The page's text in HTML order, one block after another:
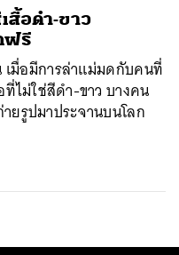
สื้อดำ-ขาว
ฟรี
เมื่อมีการล่าแม่มดกับคนที่
ไม่ใช่สีดำ-ขาว บางคน
ยรูปมาประจานบนโลก